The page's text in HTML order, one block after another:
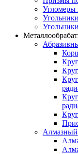
Угломеры
Угольники
Алмазный